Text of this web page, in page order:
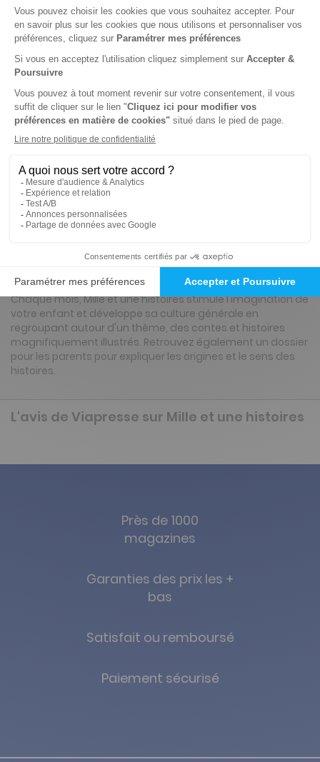
-6%
Abonnement 1 an
12 n° • Papier
67€00 Tarif Kiosque : 71€40
Tarif France métropolitaine
Renouvellement à date d’anniversaire
Note :
les codes promotionnels ne sont pas
valables sur ce titre.
Présentation du magazine Mille et une
Le rendez-vous pour l'histoire du soir de votre enfant !
Chaque mois, Mille et une histoires stimule l'imagination de
votre enfant et développe sa culture générale en
regroupant autour d'un thème, des contes et histoires
magnifiquement illustrés. Retrouvez également un dossier
pour les parents pour expliquer les origines et le sens des
histoires.
L'avis de Viapresse sur Mille et une histoires
Près de 1000
magazines
Garanties des prix les +
bas
Satisfait ou remboursé
Paiement sécurisé